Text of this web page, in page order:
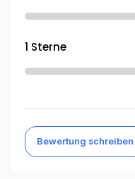
1 Sterne
Bewertung schreiben